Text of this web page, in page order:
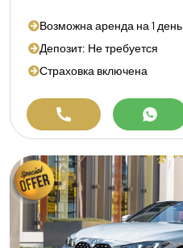
Возможна аренда на 1 день
Депозит: Не требуется
Страховка включена